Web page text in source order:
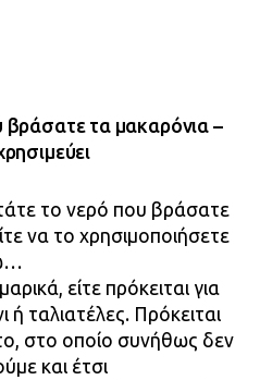
βράσατε τα μακαρόνια –
το νερό που βράσατε
να το χρησιμοποιήσετε
είτε πρόκειται για
ή ταλιατέλες. Πρόκειται
στο οποίο συνήθως δεν
και έτσι